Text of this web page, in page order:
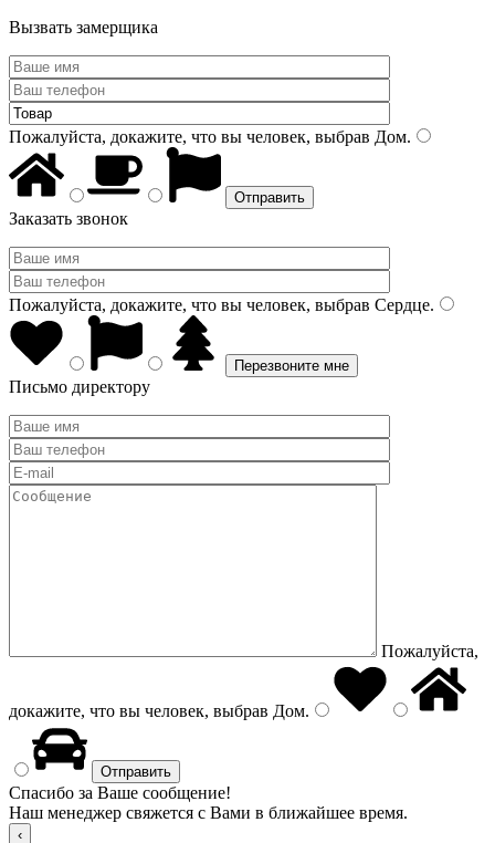
Вызвать замерщика
Пожалуйста, докажите, что вы человек, выбрав Дом.
Заказать звонок
Пожалуйста, докажите, что вы человек, выбрав Сердце.
Письмо директору
Пожалуйста,
докажите, что вы человек, выбрав Дом.
Спасибо за Ваше сообщение!
Наш менеджер свяжется с Вами в ближайшее время.